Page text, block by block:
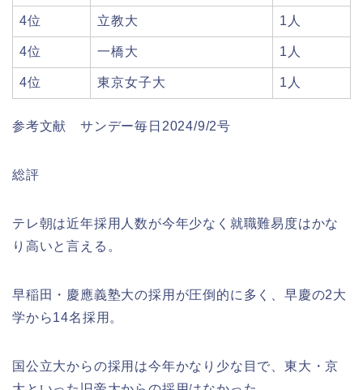
4位 立教大 1人
4位 一橋大 1人
4位 東京女子大 1人
参考文献 サンデー毎日2024/9/2号
総評
テレ朝は近年採用人数が今年少なく就職難易度はかな
り高いと言える。
早稲田・慶應義塾大の採用が圧倒的に多く、早慶の2大
学から14名採用。
国公立大からの採用は今年かなり少な目で、東大・京